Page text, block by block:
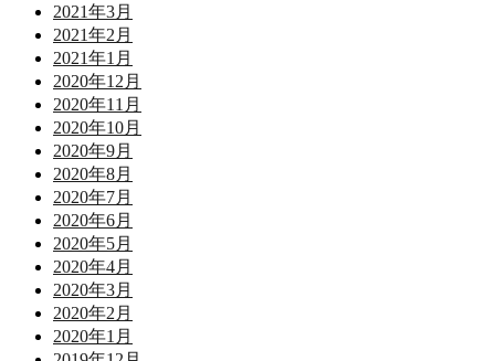
2021年3月
2021年2月
2021年1月
2020年12月
2020年11月
2020年10月
2020年9月
2020年8月
2020年7月
2020年6月
2020年5月
2020年4月
2020年3月
2020年2月
2020年1月